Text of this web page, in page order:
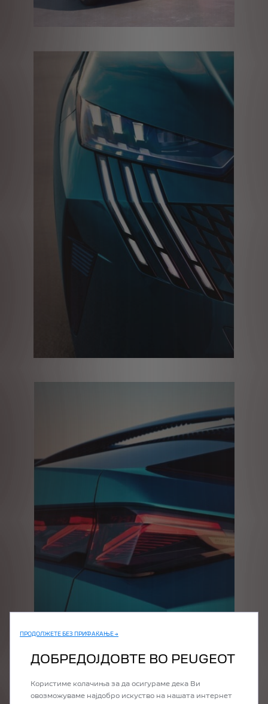
ПРОДОЛЖЕТЕ БЕЗ ПРИФАЌАЊЕ →
ДОБРЕДОЈДОВТЕ ВО PEUGEOT
Користиме колачиња за да осигураме дека Ви
овозможуваме најдобро искуство на нашата интернет